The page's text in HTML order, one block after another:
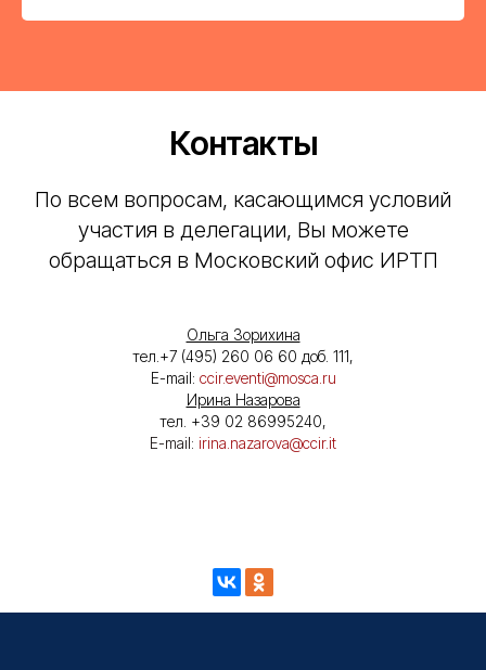
Контакты
По всем вопросам, касающимся условий
участия в делегации, Вы можете
обращаться в Московский офис ИРТП
Ольга Зорихина
тел.+7 (495) 260 06 60 доб. 111,
E-mail: ccir.eventi@mosca.ru
Ирина Назарова
тел. +39 02 86995240,
E-mail: irina.nazarova@ccir.it